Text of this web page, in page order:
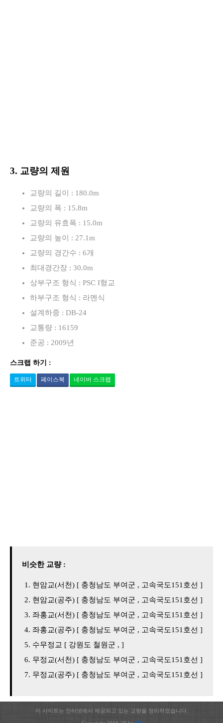
3. 교량의 제원
교량의 길이 : 180.0m
교량의 폭 : 15.8m
교량의 유효폭 : 15.0m
교량의 높이 : 27.1m
교량의 경간수 : 6개
최대경간장 : 30.0m
상부구조 형식 : PSC I형교
하부구조 형식 : 라멘식
설계하중 : DB-24
교통량 : 16159
준공 : 2009년
스크랩 하기 :
트위터 페이스북 네이버 스크랩
비슷한 교량 :
현암교(서천) [ 충청남도 부여군 , 고속국도151호선 ]
현암교(공주) [ 충청남도 부여군 , 고속국도151호선 ]
좌홍교(서천) [ 충청남도 부여군 , 고속국도151호선 ]
좌홍교(공주) [ 충청남도 부여군 , 고속국도151호선 ]
수무정교 [ 강원도 철원군 , ]
무정교(서천) [ 충청남도 부여군 , 고속국도151호선 ]
무정교(공주) [ 충청남도 부여군 , 고속국도151호선 ]
이 사이트는 인터넷에서 제공되고 있는 교량을 정리하였습니다.